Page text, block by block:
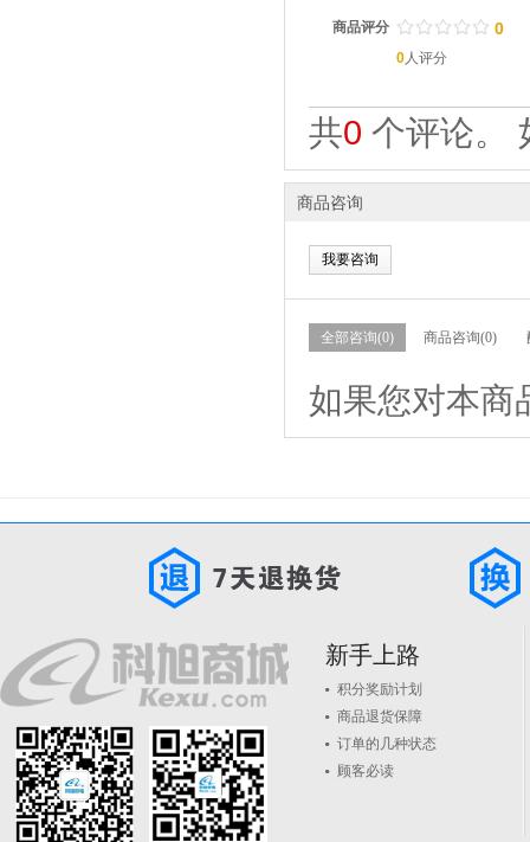
商品评分 / / / / /
. . . . . 0
0人评分
共0 个评论。
商品咨询
我要咨询
全部咨询(0) 商品咨询(0)
如果您对本商
新手上路
积分奖励计划
商品退货保障
订单的几种状态
顾客必读